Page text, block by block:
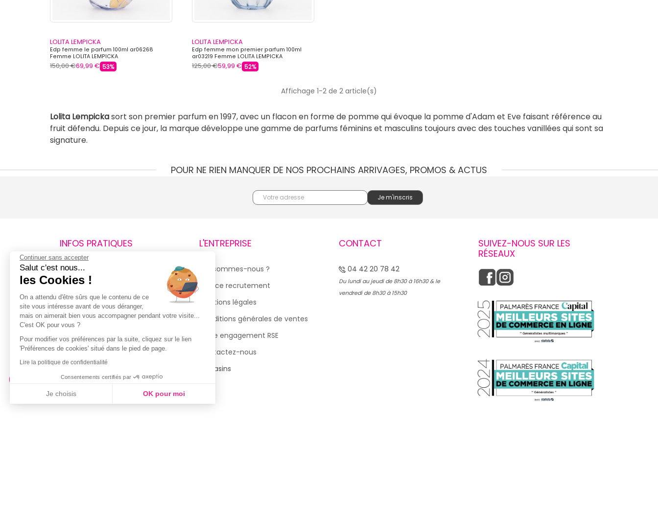
LOLITA LEMPICKA
Edp femme le parfum 100ml ar06268
Femme LOLITA LEMPICKA
150,00 €69,99 € 53%
LOLITA LEMPICKA
Edp femme mon premier parfum 100ml
ar03219 Femme LOLITA LEMPICKA
125,00 €59,99 € 52%
Affichage 1-2 de 2 article(s)
Lolita Lempickasort son premier parfum en 1997, avec un flacon en forme de pomme qui évoque la pomme d'Adam et Eve faisant référence au
fruit défendu. Depuis ce jour, la marque développe une gamme de parfums féminins et masculins toujours avec des touches vanillées qui sont sa
signature.
POUR NE RIEN MANQUER DE NOS PROCHAINS ARRIVAGES, PROMOS & ACTUS
INFOS PRATIQUES
Retours et remboursements
Suivi de commande
Livraisons
Guide des tailles
Politique de confidentialité
Conditions générales d’utilisation
de la Carte de Fidélité
L'ENTREPRISE
Qui sommes-nous ?
Espace recrutement
Mentions légales
Conditions générales de ventes
Notre engagement RSE
Contactez-nous
Magasins
CONTACT
04 42 20 78 42
Du lundi au jeudi de 8h30 à 16h30 & le
vendredi de 8h30 à 15h30
SUIVEZ-NOUS SUR LES
RÉSEAUX
Continuer sans accepter
Salut c'est nous...
les Cookies !
On a attendu d'être sûrs que le contenu de ce
site vous intéresse avant de vous déranger,
mais on aimerait bien vous accompagner pendant votre visite...
C'est OK pour vous ?
Pour modifier vos préférences par la suite, cliquez sur le lien
'Préférences de cookies' situé dans le pied de page.
Lire la politique de confidentialité
Consentements certifiés par
Je choisis OK pour moi